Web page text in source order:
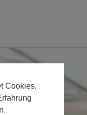
Cookies,